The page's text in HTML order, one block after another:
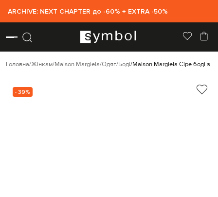
ARCHIVE: NEXT CHAPTER до -60% + EXTRA -50%
Головна Жінкам Maison Margiela Одяг Боді Maison Margiela Сіре боді з
- 39%